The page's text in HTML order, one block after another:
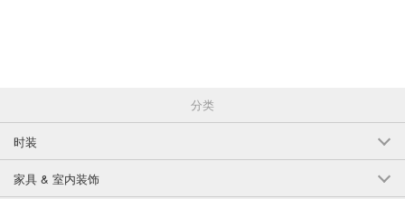
分类
时装
家具 & 室内装饰